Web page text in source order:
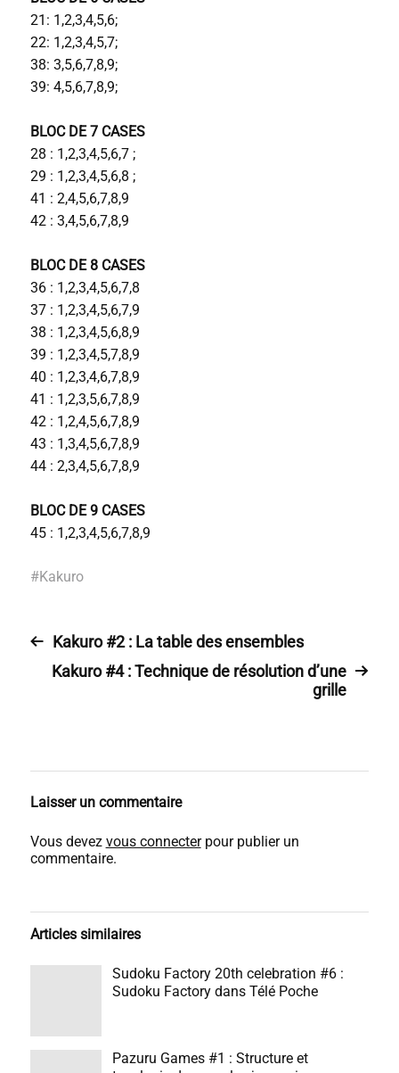
21: 1,2,3,4,5,6;
22: 1,2,3,4,5,7;
38: 3,5,6,7,8,9;
39: 4,5,6,7,8,9;
BLOC DE 7 CASES
28 : 1,2,3,4,5,6,7 ;
29 : 1,2,3,4,5,6,8 ;
41 : 2,4,5,6,7,8,9
42 : 3,4,5,6,7,8,9
BLOC DE 8 CASES
36 : 1,2,3,4,5,6,7,8
37 : 1,2,3,4,5,6,7,9
38 : 1,2,3,4,5,6,8,9
39 : 1,2,3,4,5,7,8,9
40 : 1,2,3,4,6,7,8,9
41 : 1,2,3,5,6,7,8,9
42 : 1,2,4,5,6,7,8,9
43 : 1,3,4,5,6,7,8,9
44 : 2,3,4,5,6,7,8,9
BLOC DE 9 CASES
45 : 1,2,3,4,5,6,7,8,9
#Kakuro
Kakuro #2 : La table des ensembles
Kakuro #4 : Technique de résolution d’une
grille
Laisser un commentaire
Vous devez vous connecterpour publier un
commentaire.
Articles similaires
Sudoku Factory 20th celebration #6 :
Sudoku Factory dans Télé Poche
Pazuru Games #1 : Structure et